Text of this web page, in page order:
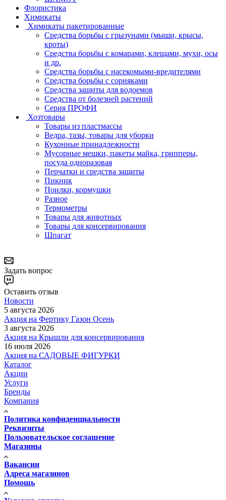
Флористика
Химикаты
Химикаты пакетированные
Средства борьбы с грызунами (мыши, крысы,
кроты)
Средства борьбы с комарами, клещами, мухи, осы
и др.
Средства борьбы с насекомыми-вредителями
Средства борьбы с сорняками
Средства защиты для водоемов
Средства от болезней растений
Серия ПРОФИ
Хозтовары
Товары из пластмассы
Ведра, тазы, товары для уборки
Кухонные принадлежности
Мусорные мешки, пакеты майка, грипперы,
посуда одноразовая
Перчатки и средства защиты
Пикник
Поилки, кормушки
Разное
Термометры
Товары для животных
Товары для консервирования
Шпагат
Задать вопрос
Оставить отзыв
Новости
5 августа 2026
Акция на Фертику Газон Осень
3 августа 2026
Акция на Крышли для консервирования
16 июля 2026
Акция на САДОВЫЕ ФИГУРКИ
Каталог
Акции
Услуги
Бренды
Компания
Политика конфиденциальности
Реквизиты
Пользовательское соглашение
Магазины
Вакансии
Адреса магазинов
Помощь